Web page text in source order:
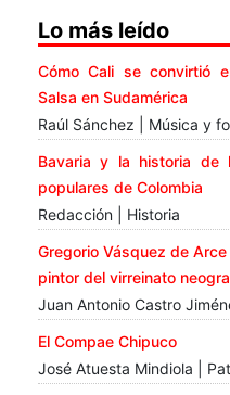
Lo más leído
Cómo Cali se convirtió
Salsa en Sudamérica
Raúl Sánchez | Música y
Bavaria y la historia de
populares de Colombia
Redacción | Historia
Gregorio Vásquez de
pintor del virreinato
Juan Antonio Castro
El Compae Chipuco
José Atuesta Mindiola |